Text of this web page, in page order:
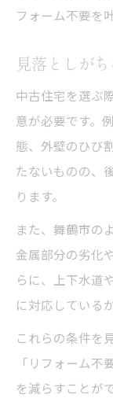
フォーム不要を
見落としが
中古住宅を選ぶ
意が必要です。
態、外壁のひび
たないものの、
ります。
また、舞鶴市の
金属部分の劣化
らに、上下水道
に対応している
これらの条件を
「リフォーム
を減らすことが